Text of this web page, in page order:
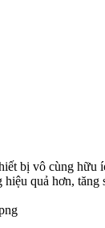
bị vô cùng hữu
quả hơn, tăng